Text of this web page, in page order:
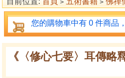
> >
傳略釋》講義
您的購物車中有 0 件商品
《〈修心七要〉耳傳略